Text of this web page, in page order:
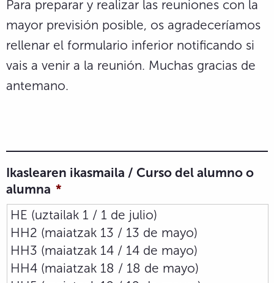
Para preparar y realizar las reuniones con la
mayor previsión posible, os agradeceríamos
rellenar el formulario inferior notificando si
vais a venir a la reunión. Muchas gracias de
antemano.
Ikaslearen ikasmaila / Curso del alumno o
alumna *